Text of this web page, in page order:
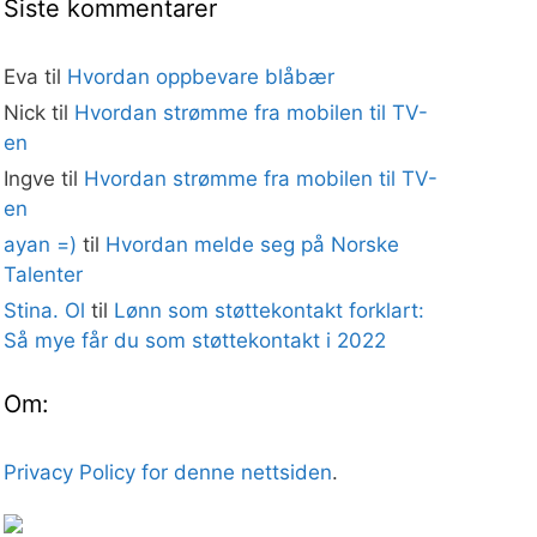
Siste kommentarer
Eva til Hvordan oppbevare blåbær
Nicktil Hvordan strømme fra mobilen til TV-
en
Ingve til Hvordan strømme fra mobilen til TV-
en
ayan =) til Hvordan melde seg på Norske
Talenter
Stina. Ol til Lønn som støttekontakt forklart:
Så mye får du som støttekontakt i 2022
Om:
Privacy Policy for denne nettsiden.